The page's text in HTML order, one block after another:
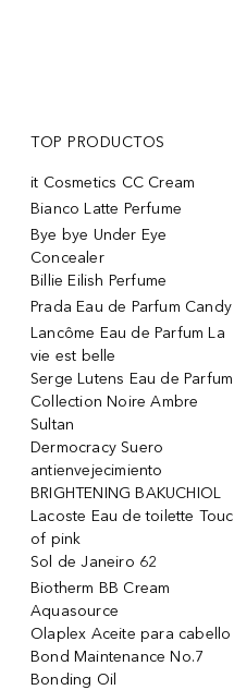
TOP PRODUCTOS
it Cosmetics CC Cream
Bianco Latte Perfume
Bye bye Under Eye
Concealer
Billie Eilish Perfume
Prada Eau de Parfum Candy
Lancôme Eau de Parfum La
vie est belle
Serge Lutens Eau de Parfum
Collection Noire Ambre
Sultan
Dermocracy Suero
antienvejecimiento
BRIGHTENING BAKUCHIOL
Lacoste Eau de toilette
of pink
Sol de Janeiro 62
Biotherm BB Cream
Aquasource
Olaplex Aceite para cabello
Bond Maintenance No.7
Bonding Oil